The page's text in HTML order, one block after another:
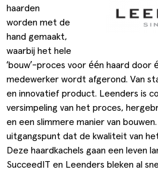
bij SucceedIT
partners
doelen
haarden
worden met de
hand gemaakt,
waarbij het hele
‘bouw’-proces voor één haard door
medewerker wordt afgerond. Van
en innovatief product. Leenders is
versimpeling van het proces,
en een slimmere manier van
uitgangspunt dat de kwaliteit van
Deze haardkachels gaan een leven
SucceedIT en Leenders bleken al